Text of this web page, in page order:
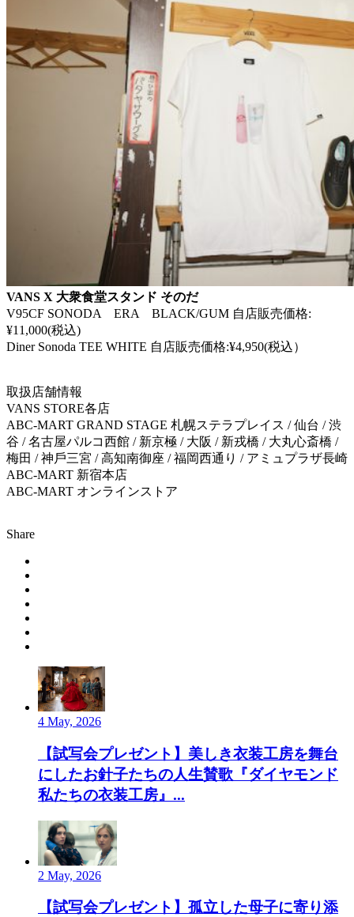
VANS X 大衆食堂スタンド そのだ
V95CF SONODA ERA BLACK/GUM 自店販売価格:
¥11,000(税込)
Diner Sonoda TEE WHITE 自店販売価格:¥4,950(税込）
取扱店舗情報
VANS STORE各店
ABC-MART GRAND STAGE 札幌ステラプレイス / 仙台 / 渋
谷 / 名古屋パルコ⻄館 / 新京極 / 大阪 / 新戎橋 / 大丸心斎橋 /
梅田 / 神戶三宮 / 高知南御座 / 福岡⻄通り / アミュプラザ⻑崎
ABC-MART 新宿本店
ABC-MART オンラインストア
Share
4 May, 2026
【試写会プレゼント】美しき衣装工房を舞台
にしたお針子たちの人生賛歌『ダイヤモンド
私たちの衣装工房』...
2 May, 2026
【試写会プレゼント】孤立した母子に寄り添